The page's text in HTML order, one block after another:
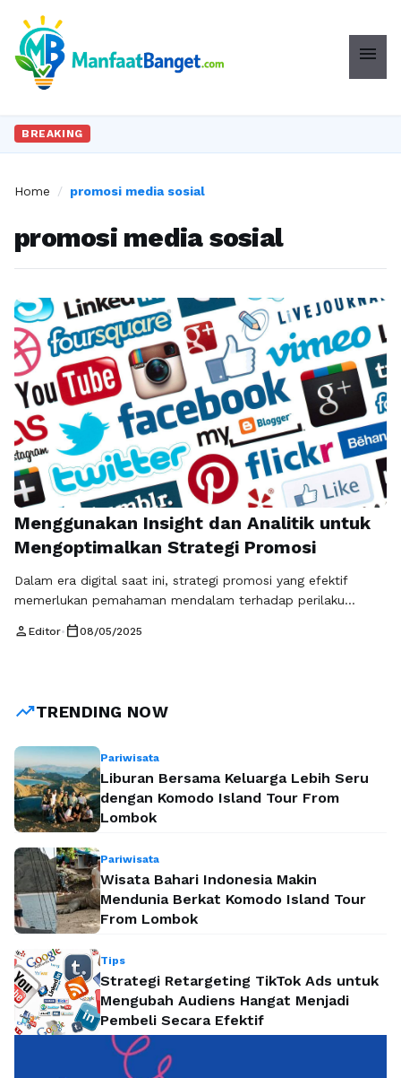
menu
BREAKING
Home / promosi media sosial
promosi media sosial
Menggunakan Insight dan Analitik untuk
Mengoptimalkan Strategi Promosi
Dalam era digital saat ini, strategi promosi yang efektif
memerlukan pemahaman mendalam terhadap perilaku
dihasilkan. Menggunakan insight dan analitik bisa menjadi
terapkan untuk meningkatkan …
person Editor• calendar_today08/05/2025
trending_upTRENDING NOW
Pariwisata
Liburan Bersama Keluarga Lebih Seru
dengan Komodo Island Tour From
Lombok
Pariwisata
Wisata Bahari Indonesia Makin
Mendunia Berkat Komodo Island Tour
From Lombok
Tips
Strategi Retargeting TikTok Ads untuk
Mengubah Audiens Hangat Menjadi
Pembeli Secara Efektif